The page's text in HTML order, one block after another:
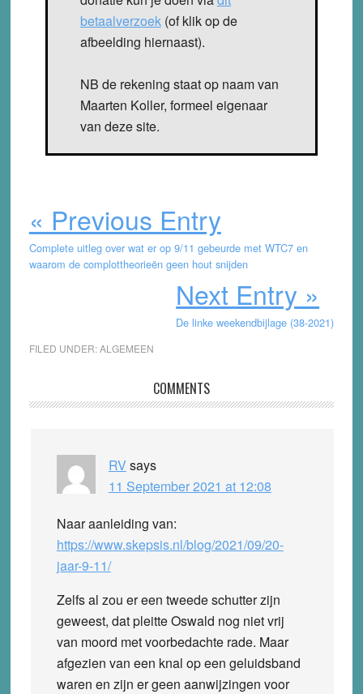
betaalverzoek(of klik op de
afbeelding hiernaast).
NB de rekening staat op naam van
Maarten Koller, formeel eigenaar
van deze site.
« Previous Entry
Complete uitleg over wat er op 9/11 gebeurde met WTC7 en
waarom de complottheorieën geen hout snijden
Next Entry »
De linke weekendbijlage (38-2021)
FILED UNDER:ALGEMEEN
Interactions
COMMENTS
RV says
11 September 2021 at 12:08
Naar aanleiding van:
https://www.skepsis.nl/blog/2021/09/20-
jaar-9-11/
Zelfs al zou er een tweede schutter zijn
geweest, dat pleitte Oswald nog niet vrij
van moord met voorbedachte rade. Maar
afgezien van een knal op een geluidsband
waren en zijn er geen aanwijzingen voor